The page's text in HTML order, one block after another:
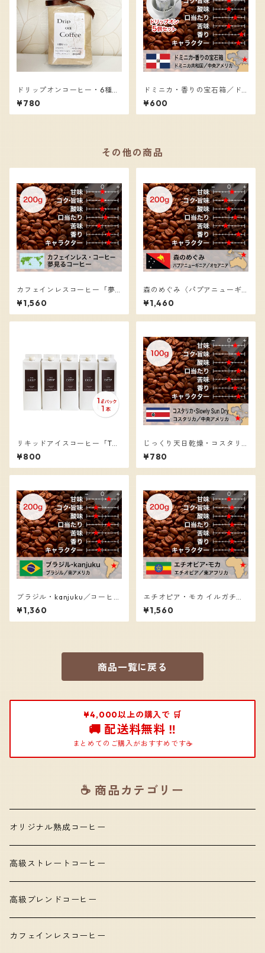
ドリップオンコーヒー・6種セ
ット
¥780
ドミニカ・香りの宝石箱／ド
リップオンコーヒー（5個入）
¥600
その他の商品
カフェインレスコーヒー「夢
見る珈琲」／コーヒー豆（20
0g）
¥1,560
森のめぐみ〈パプアニューギ
ニア〉／コーヒー豆（200g）
¥1,460
リキッドアイスコーヒー「THE
DEEP」（ホットでもOK）／
コーヒー（1000ml）
¥800
じっくり天日乾燥・コスタリ
カ／コーヒー豆（100g）
¥780
ブラジル・kanjuku／コーヒー
豆（200g）
¥1,360
エチオピア・モカ イルガチェ
ッフェ・グレード１／コーヒ
ー豆（200g）
¥1,560
商品一覧に戻る
¥4,000以上の購入で 🛒
🚚 配送料無料 ‼️
まとめてのご購入がおすすめです☕️
☕️ 商品カテゴリー
オリジナル熟成コーヒー
高級ストレートコーヒー
高級ブレンドコーヒー
カフェインレスコーヒー